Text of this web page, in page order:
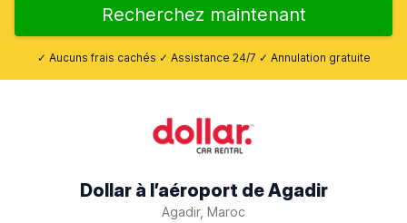
Recherchez maintenant
✓ Aucuns frais cachés ✓ Assistance 24/7 ✓ Annulation gratuite
Dollar à l’aéroport de Agadir
Agadir, Maroc